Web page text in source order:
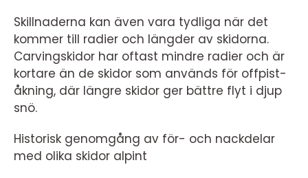
Skillnaderna kan även vara tydliga när det
kommer till radier och längder av skidorna.
Carvingskidor har oftast mindre radier och är
kortare än de skidor som används för offpist-
åkning, där längre skidor ger bättre flyt i djup
snö.
Historisk genomgång av för- och nackdelar
med olika skidor alpint